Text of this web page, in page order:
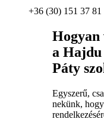
+36 (30) 151 37 81
Hogyan
a Hajdu
Páty
Egyszerű,
nekünk,